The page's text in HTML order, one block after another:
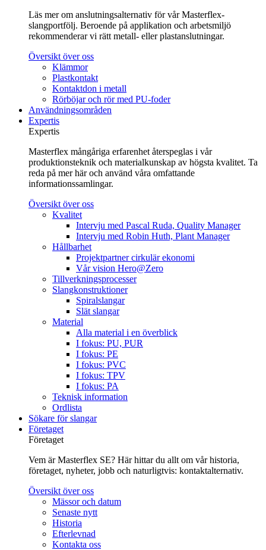
Läs mer om anslutningsalternativ för vår Masterflex-
slangportfölj. Beroende på applikation och arbetsmiljö
rekommenderar vi rätt metall- eller plastanslutningar.
Översikt över oss
Klämmor
Plastkontakt
Kontaktdon i metall
Rörböjar och rör med PU-foder
Användningsområden
Expertis
Expertis
Masterflex mångåriga erfarenhet återspeglas i vår
produktionsteknik och materialkunskap av högsta kvalitet. Ta
reda på mer här och använd våra omfattande
informationssamlingar.
Översikt över oss
Kvalitet
Intervju med Pascal Ruda, Quality Manager
Intervju med Robin Huth, Plant Manager
Hållbarhet
Projektpartner cirkulär ekonomi
Vår vision Hero@Zero
Tillverkningsprocesser
Slangkonstruktioner
Spiralslangar
Slät slangar
Material
Alla material i en överblick
I fokus: PU, PUR
I fokus: PE
I fokus: PVC
I fokus: TPV
I fokus: PA
Teknisk information
Ordlista
Sökare för slangar
Företaget
Företaget
Vem är Masterflex SE? Här hittar du allt om vår historia,
företaget, nyheter, jobb och naturligtvis: kontaktalternativ.
Översikt över oss
Mässor och datum
Senaste nytt
Historia
Efterlevnad
Kontakta oss